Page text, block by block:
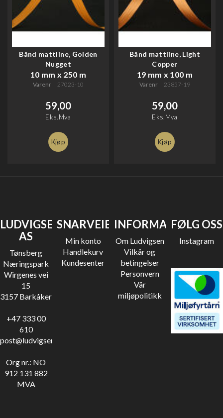
Bånd mattline, Golden
Nugget
10 mm x 250 m
Varenr 27023-10
59,00
Eks.Mva
Kjøp
Bånd mattline, Light
Copper
19 mm x 100 m
Varenr 23857-19
59,00
Eks.Mva
Kjøp
LUDVIGSEN
AS
Tønsberg
Næringspark
Wirgenes vei
15
3157 Barkåker
+47 333 00
610
post@ludvigsen.no
Org nr.: NO
912 131 882
MVA
SNARVEIER
Min konto
Handlekurv
Kundesenter
INFORMASJON
Om Ludvigsen
Vilkår og
betingelser
Personvern
Vår
miljøpolitikk
FØLG OSS
Instagram